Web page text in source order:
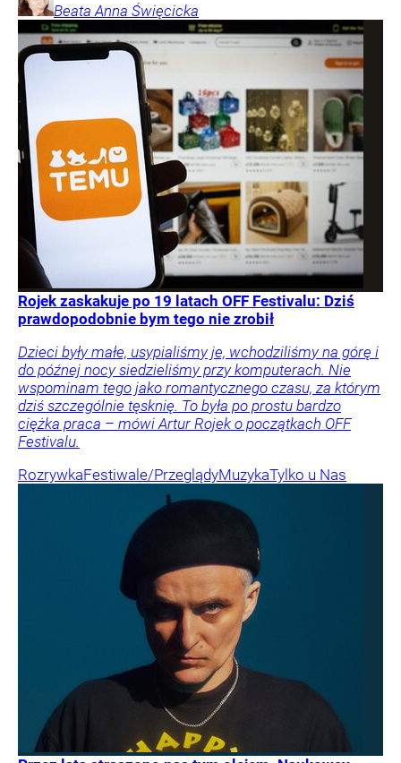
Beata Anna Święcicka
Rojek zaskakuje po 19 latach OFF Festivalu: Dziś
prawdopodobnie bym tego nie zrobił
Dzieci były małe, usypialiśmy je, wchodziliśmy na górę i
do późnej nocy siedzieliśmy przy komputerach. Nie
wspominam tego jako romantycznego czasu, za którym
dziś szczególnie tęsknię. To była po prostu bardzo
ciężka praca – mówi Artur Rojek o początkach OFF
Festivalu.
RozrywkaFestiwale/PrzeglądyMuzykaTylko u Nas